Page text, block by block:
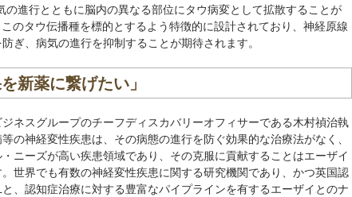
の進行とともに脳内の異なる部位にタウ病変として拡散することが
のタウ伝播種を標的とするよう特徴的に設計されており、神経原線
ぎ、病気の進行を抑制することが期待されます。
新薬に繋げたい」
ネスグループのチーフディスカバリーオフィサーである木村禎治執
の神経変性疾患は、その病態の進行を防ぐ効果的な治療法がなく、
ニーズが高い疾患領域であり、その克服に貢献することはエーザイ
世界でも有数の神経変性疾患に関する研究機関であり、かつ英国認
、認知症治療に対する豊富なパイプラインを有するエーザイとのナ